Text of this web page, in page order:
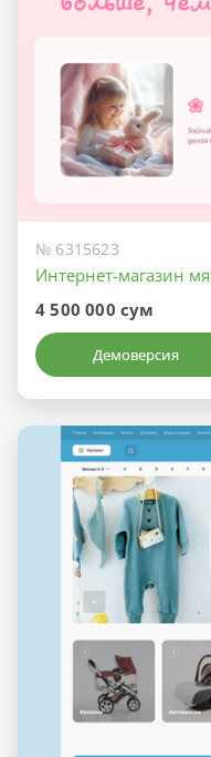
№ 6315623
Интернет-магазин
4 500 000 сум
Демоверсия